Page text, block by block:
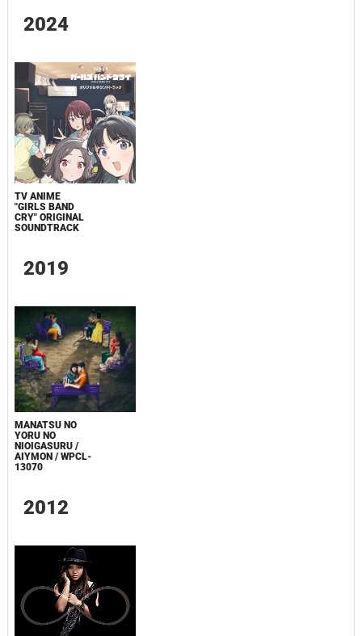
2024
TV ANIME
"GIRLS BAND
CRY" ORIGINAL
SOUNDTRACK
2019
MANATSU NO
YORU NO
NIOIGASURU /
AIYMON / WPCL-
13070
2012